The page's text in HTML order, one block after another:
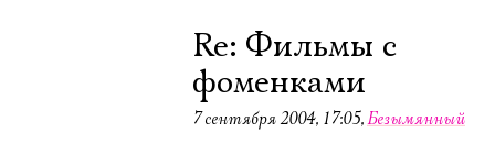
Re: Фильмы с
фоменками
7 сентября 2004, 17:05,Безымянный